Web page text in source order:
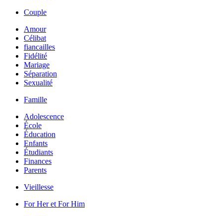
Couple
Amour
Célibat
fiancailles
Fidélité
Mariage
Séparation
Sexualité
Famille
Adolescence
École
Éducation
Enfants
Étudiants
Finances
Parents
Vieillesse
For Her et For Him